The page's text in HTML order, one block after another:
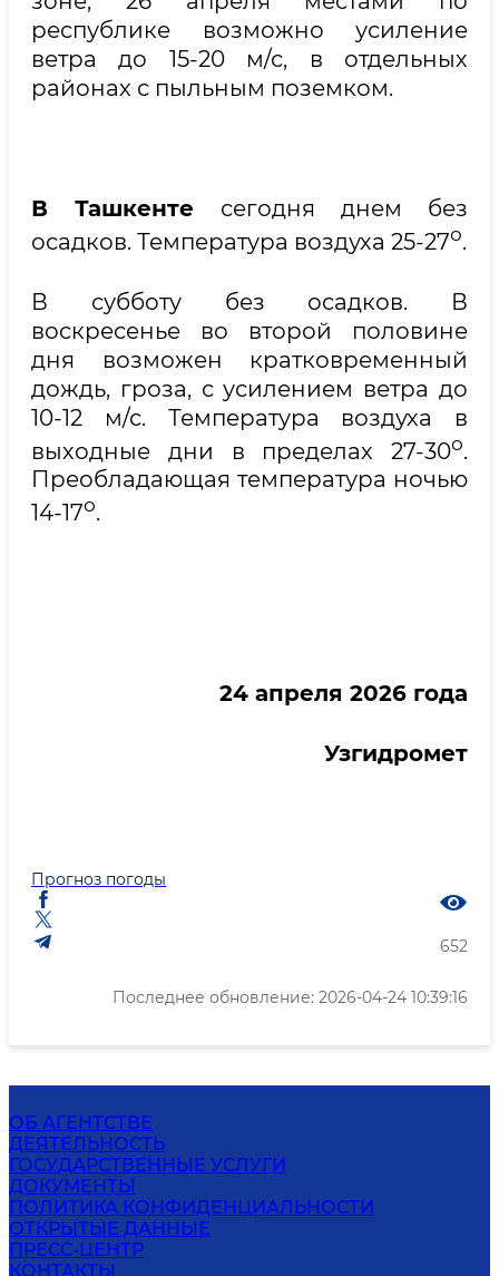
республике возможно усиление
ветра до 15-20 м/с, в отдельных
районах с пыльным поземком.
В Ташкенте сегодня днем без
осадков. Температура воздуха 25-27о.
В субботу без осадков. В
воскресенье во второй половине
дня возможен кратковременный
дождь, гроза, с усилением ветра до
10-12 м/с. Температура воздуха в
выходные дни в пределах 27-30о.
Преобладающая температура ночью
14-17о.
24 апреля 2026 года
Узгидромет
Прогноз погоды
652
Последнее обновление: 2026-04-24 10:39:16
ОБ АГЕНТСТВЕ
ДЕЯТЕЛЬНОСТЬ
ГОСУДАРСТВЕННЫЕ УСЛУГИ
ДОКУМЕНТЫ
ПОЛИТИКА КОНФИДЕНЦИАЛЬНОСТИ
ОТКРЫТЫЕ ДАННЫЕ
ПРЕСС-ЦЕНТР
КОНТАКТЫ